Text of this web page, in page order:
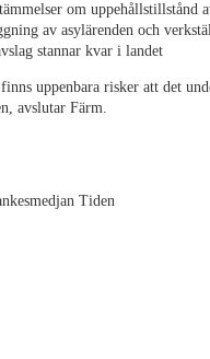
om uppehållstillstånd
av asylärenden och
stannar kvar i landet
uppenbara risker att det
avslutar Färm.
Tiden